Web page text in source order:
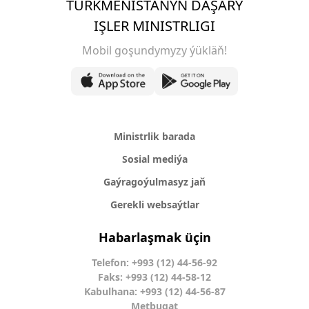
TÜRKMENISTANYŇ DAŞARY
IŞLER MINISTRLIGI
Mobil goşundymyzy ýükläň!
Ministrlik barada
Sosial mediýa
Gaýragoýulmasyz jaň
Gerekli websaýtlar
Habarlaşmak üçin
Telefon: +993 (12) 44-56-92
Faks: +993 (12) 44-58-12
Kabulhana: +993 (12) 44-56-87
Metbugat